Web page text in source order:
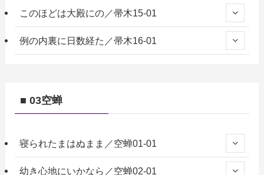
このほどは大殿にの／帚木15-01
例の内裏に日数経た／帚木16-01
■ 03空蝉
寝られたまはぬまま／空蝉01-01
幼き心地にいかなら／空蝉02-01